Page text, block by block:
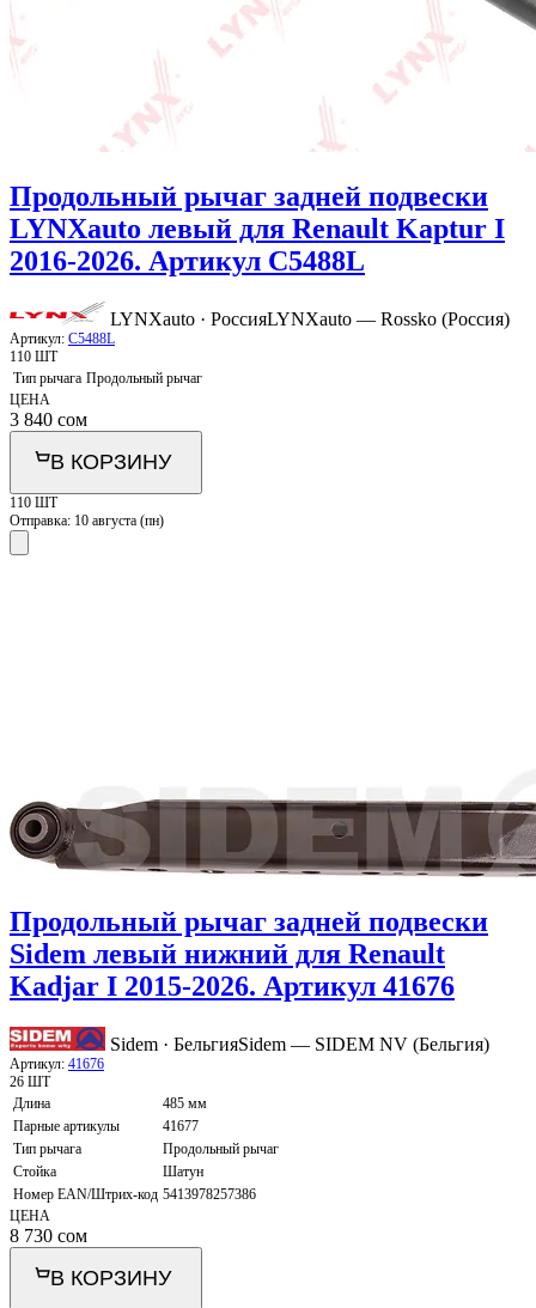
Продольный рычаг задней подвески
LYNXauto левый для Renault Kaptur I
2016-2026. Артикул C5488L
LYNXauto · РоссияLYNXauto — Rossko (Россия)
Артикул: C5488L
110 ШТ
Тип рычага Продольный рычаг
ЦЕНА
3 840 сом
В КОРЗИНУ
110 ШТ
Отправка: 10 августа (пн)
Продольный рычаг задней подвески
Sidem левый нижний для Renault
Kadjar I 2015-2026. Артикул 41676
Sidem · БельгияSidem — SIDEM NV (Бельгия)
Артикул: 41676
26 ШТ
Длина
485 мм
Парные артикулы
41677
Тип рычага
Продольный рычаг
Стойка
Шатун
Номер EAN/Штрих-код 5413978257386
ЦЕНА
8 730 сом
В КОРЗИНУ